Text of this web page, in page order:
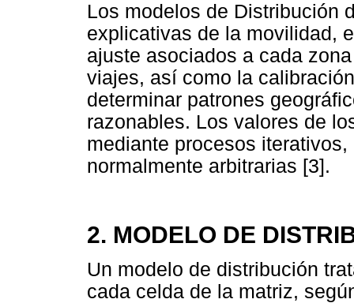
Los modelos de Distribución
explicativas de la movilidad,
ajuste asociados a cada
viajes, así como la
determinar patrones
razonables. Los valores de
mediante procesos
normalmente arbitrarias [3].
2. MODELO DE
Un modelo de distribución
cada celda de la matriz,